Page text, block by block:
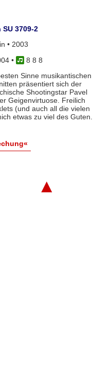
3709-2
• 2003
•
8 8 8
Sinne musikantischen
präsentiert sich der
Shootingstar Pavel
Geigenvirtuose. Freilich
(und auch all die vielen
etwas zu viel des Guten.
▲